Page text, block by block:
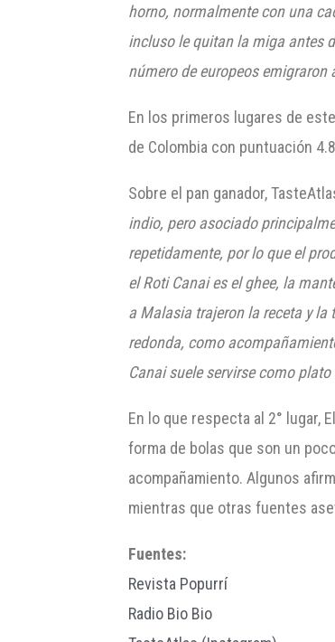
horno, normalmente con una
incluso le quitan la miga antes
número de europeos emigraron
En los primeros lugares de
de Colombia con puntuación
Sobre el pan ganador,
indio, pero asociado
repetidamente, por lo que el
el Roti Canai es el ghee, la
a Malasia trajeron la receta y
redonda, como
Canai suele servirse como
En lo que respecta al 2° lugar,
forma de bolas que son un
acompañamiento. Algunos
mientras que otras fuentes
Fuentes:
Revista Popurrí
Radio Bio Bio